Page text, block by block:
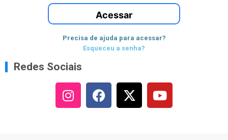
Acessar
Precisa de ajuda para acessar?
Esqueceu a senha?
Redes Sociais